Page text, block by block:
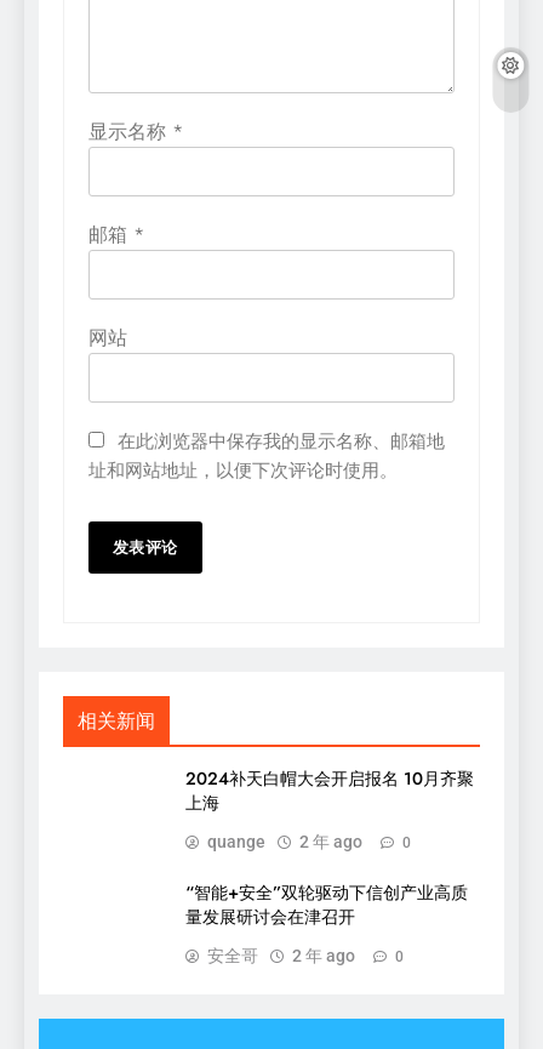
显示名称 *
邮箱 *
网站
在此浏览器中保存我的显示名称、邮箱地
址和网站地址，以便下次评论时使用。
相关新闻
2024补天白帽大会开启报名 10月齐聚
上海
quange 2 年 ago 0
“智能+安全”双轮驱动下信创产业高质
量发展研讨会在津召开
安全哥 2 年 ago 0